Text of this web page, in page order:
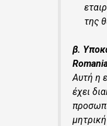
της
β.
Αυτή η
έχει